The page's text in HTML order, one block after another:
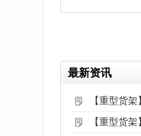
最新资讯
【重型货
【重型货